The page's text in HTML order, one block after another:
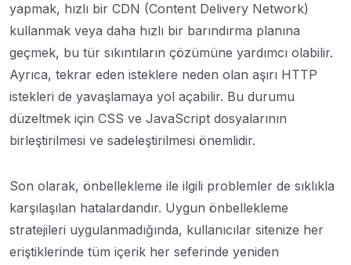
yapmak, hızlı bir CDN (Content Delivery Network)
kullanmak veya daha hızlı bir barındırma planına
geçmek, bu tür sıkıntıların çözümüne yardımcı olabilir.
Ayrıca, tekrar eden isteklere neden olan aşırı HTTP
istekleri de yavaşlamaya yol açabilir. Bu durumu
düzeltmek için CSS ve JavaScript dosyalarının
birleştirilmesi ve sadeleştirilmesi önemlidir.
Son olarak, önbellekleme ile ilgili problemler de sıklıkla
karşılaşılan hatalardandır. Uygun önbellekleme
stratejileri uygulanmadığında, kullanıcılar sitenize her
eriştiklerinde tüm içerik her seferinde yeniden